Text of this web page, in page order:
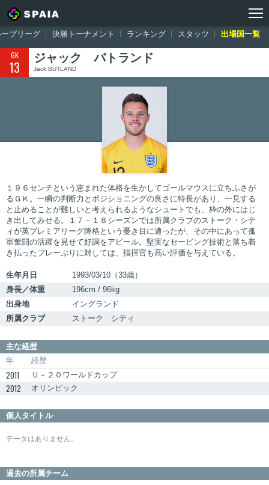
トップ ワールドカップ ロシア大会 ジ
プリーグ 決勝トーナメント ランキング スタッツ 出場国一覧
GK
13
ジャック バトランド
Jack BUTLAND
１９６センチという恵まれた体格を生かしてゴールマウスに立ちふさが
るＧＫ。一瞬の判断力とポジショニングの良さに特長があり、一見する
と止めることが難しいと考えられるようなシュートでも、枠の外にはじ
き出してみせる。１７－１８シーズンでは所属クラブのストーク・シテ
ィが英プレミアリーグ降格という憂き目に遭ったが、その中にあって孤
軍奮闘の活躍を見せて好調をアピール。堅実なセービング技術と落ち着
き払ったプレーぶりに対しては、指揮官も高い評価を与えている。
生年月日
1993/03/10（33歳）
身長／体重
196cm / 96kg
出身地
イングランド
所属クラブ
ストーク シティ
主な経歴
年
経歴
2011 Ｕ－２０ワールドカップ
2012 オリンピック
個人タイトル
データはありません。
過去の所属チーム